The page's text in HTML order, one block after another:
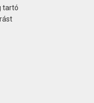
tartó